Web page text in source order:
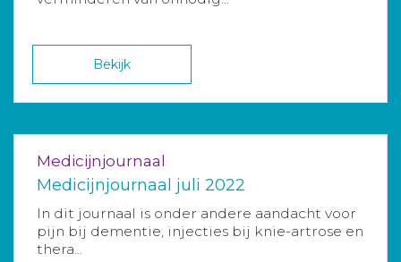
Bekijk
Medicijnjournaal
Medicijnjournaal juli 2022
In dit journaal is onder andere aandacht voor
pijn bij dementie, injecties bij knie-artrose en
thera...